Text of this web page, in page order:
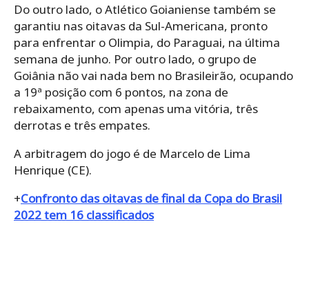
Do outro lado, o Atlético Goianiense também se
garantiu nas oitavas da Sul-Americana, pronto
para enfrentar o Olimpia, do Paraguai, na última
semana de junho. Por outro lado, o grupo de
Goiânia não vai nada bem no Brasileirão, ocupando
a 19ª posição com 6 pontos, na zona de
rebaixamento, com apenas uma vitória, três
derrotas e três empates.
A arbitragem do jogo é de Marcelo de Lima
Henrique (CE).
+Confronto das oitavas de final da Copa do Brasil
2022 tem 16 classificados